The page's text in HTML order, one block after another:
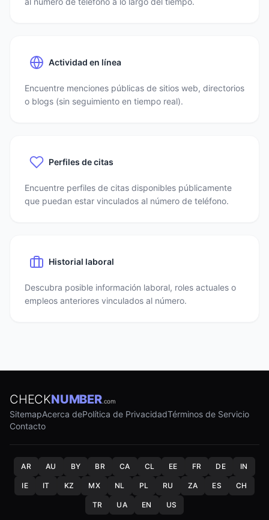
Actividad en línea
Encuentre menciones públicas de sitios web, directorios
o blogs (sin seguimiento en tiempo real).
Perfiles de citas
Encuentre perfiles de citas disponibles públicamente
que puedan estar vinculados al número de teléfono.
Historial laboral
Descubra posible información laboral, roles actuales o
empleos anteriores vinculados al número.
CHECKNUMBER.com
SitemapAcerca dePolítica de PrivacidadTérminos de Servicio
Contacto
AR AU BY BR CA CL EE FR DE IN
IE IT KZ MX NL PL RU ZA ES CH
TR UA EN US